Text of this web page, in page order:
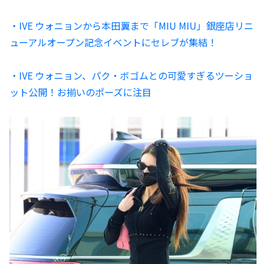
・IVE ウォニョンから本田翼まで「MIU MIU」銀座店リニ
ューアルオープン記念イベントにセレブが集結！
・IVE ウォニョン、パク・ボゴムとの可愛すぎるツーショ
ット公開！お揃いのポーズに注目